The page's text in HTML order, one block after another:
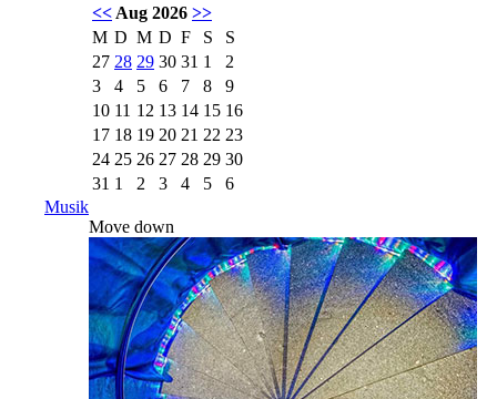
<< Aug 2026 >>
M D M D F S
S
27 28 29 30 31 1
2
3
4 5 6 7 8
9
10 11 12 13 14 15 16
17 18 19 20 21 22 23
24 25 26 27 28 29 30
31 1 2 3 4 5
6
Musik
Move down